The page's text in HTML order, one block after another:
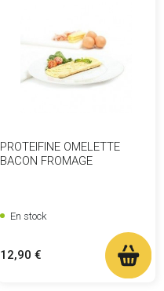
PROTEIFINE OMELETTE
BACON FROMAGE
En stock
Prix
12,90 €